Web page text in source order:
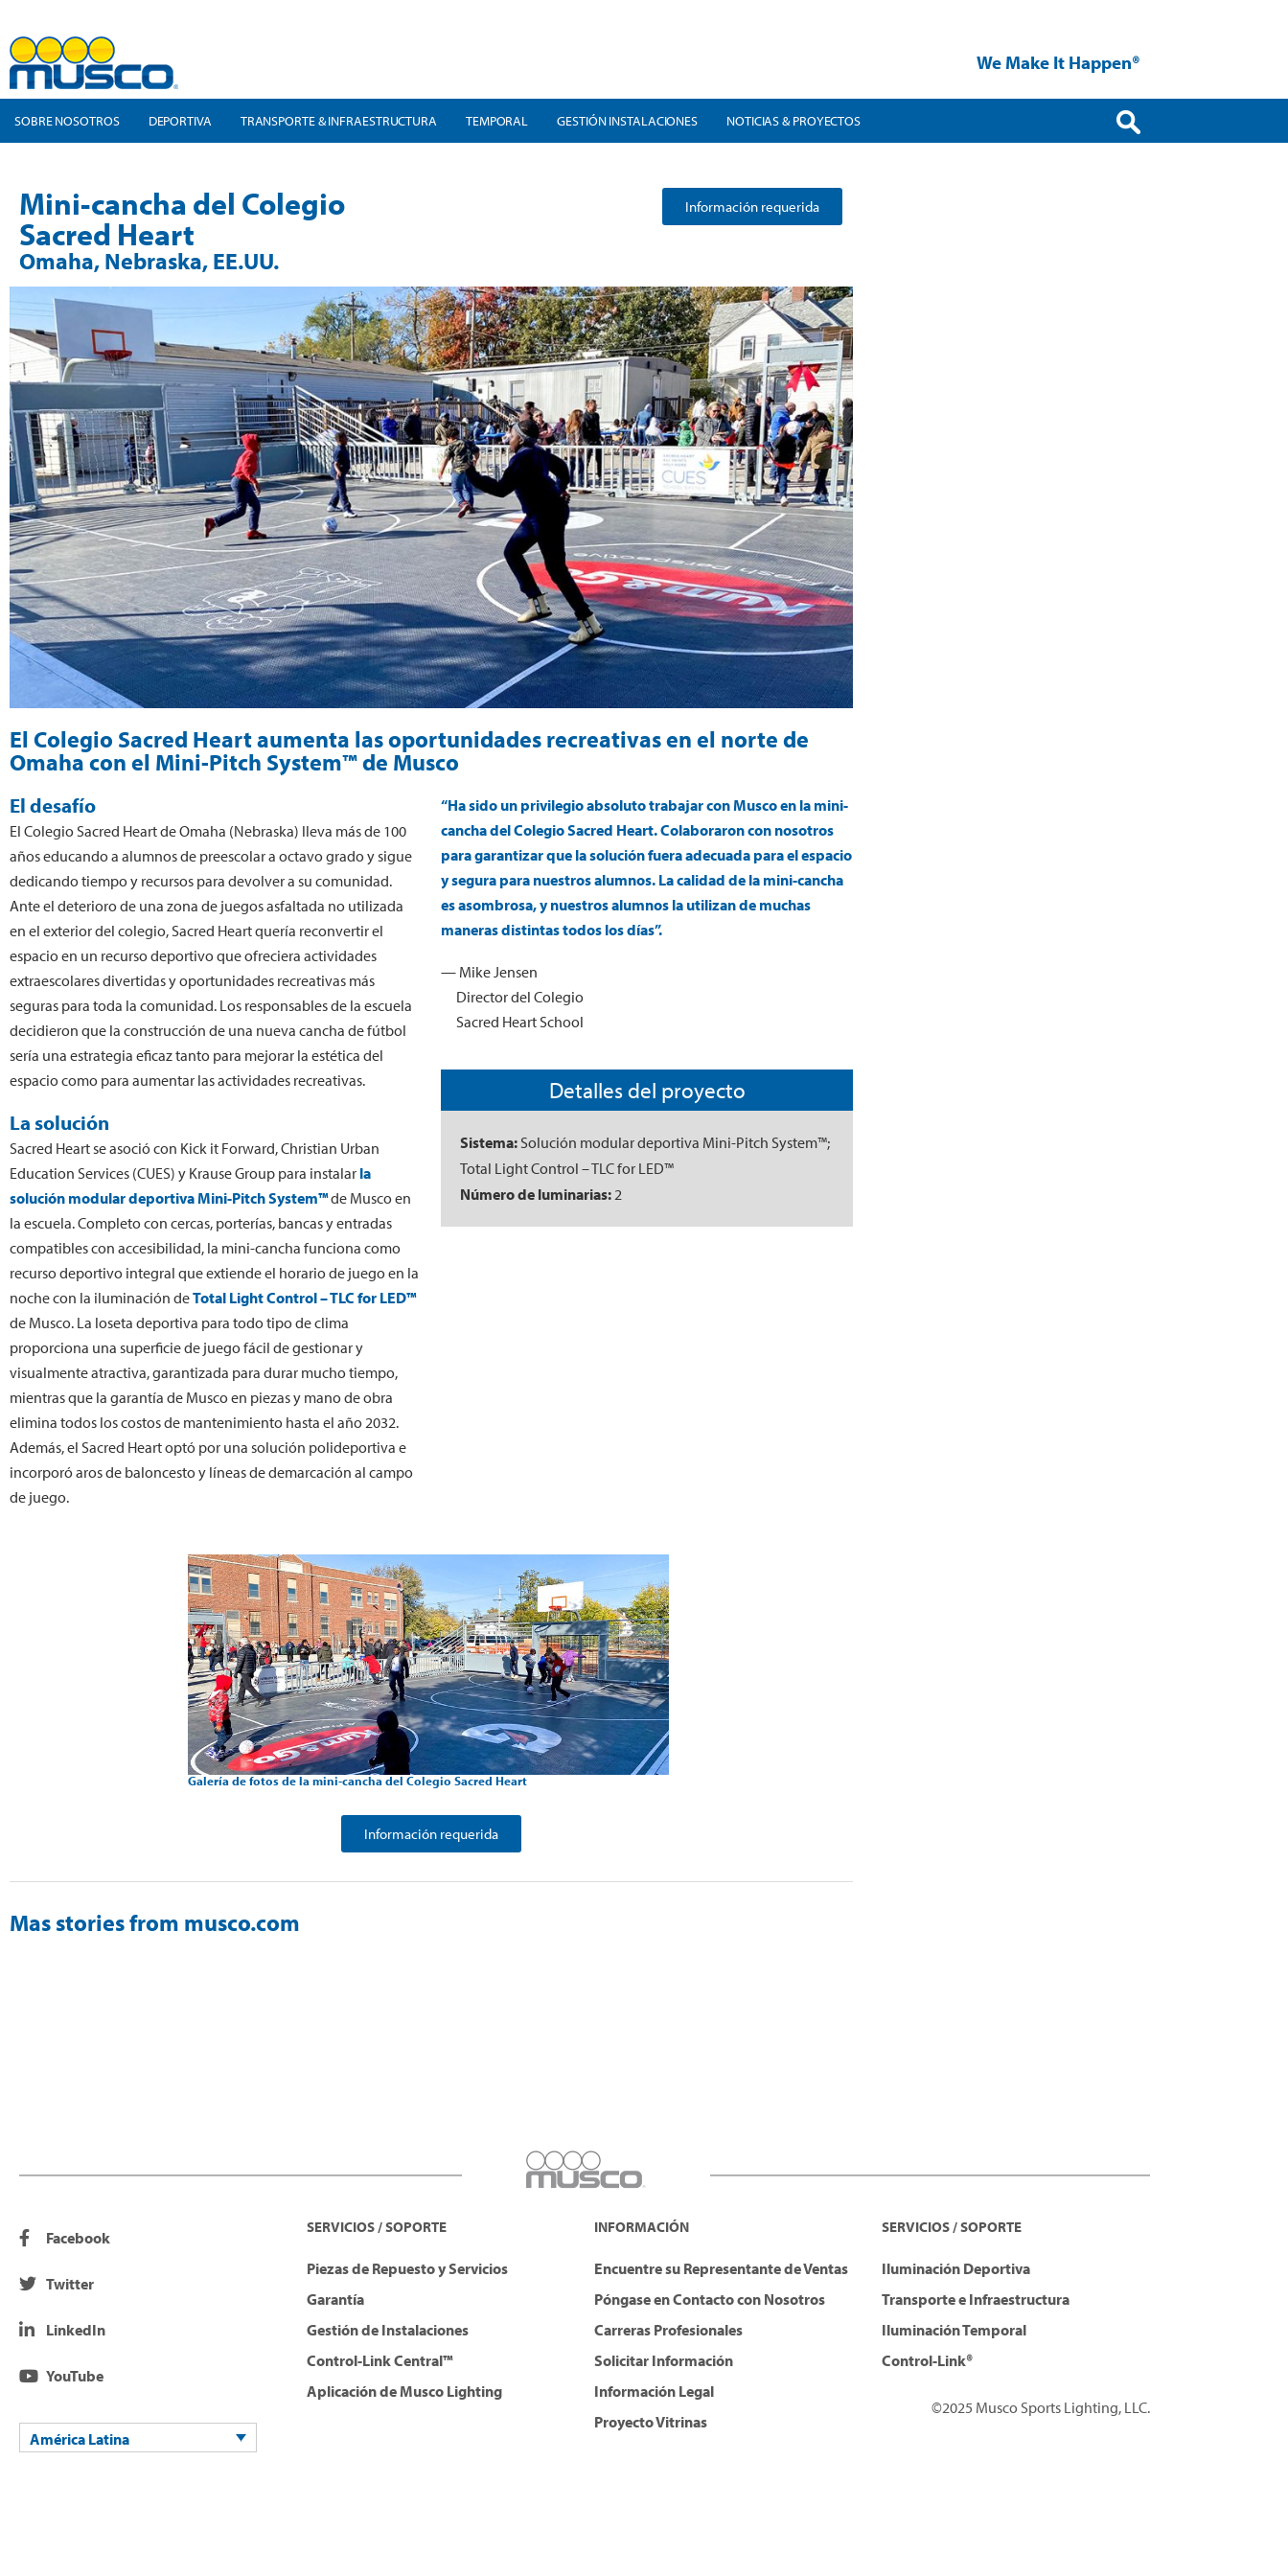
We Make It Happen®
SOBRE NOSOTROS DEPORTIVA TRANSPORTE & INFRAESTRUCTURA TEMPORAL GESTIÓN INSTALACIONES NOTICIAS & PROYECTOS
Mini-cancha del Colegio
Sacred Heart
Omaha, Nebraska, EE.UU.
Información requerida
El Colegio Sacred Heart aumenta las oportunidades recreativas en el norte de
Omaha con el Mini-Pitch System™ de Musco
El desafío
El Colegio Sacred Heart de Omaha (Nebraska) lleva más de 100
años educando a alumnos de preescolar a octavo grado y sigue
dedicando tiempo y recursos para devolver a su comunidad.
Ante el deterioro de una zona de juegos asfaltada no utilizada
en el exterior del colegio, Sacred Heart quería reconvertir el
espacio en un recurso deportivo que ofreciera actividades
extraescolares divertidas y oportunidades recreativas más
seguras para toda la comunidad. Los responsables de la escuela
decidieron que la construcción de una nueva cancha de fútbol
sería una estrategia eficaz tanto para mejorar la estética del
espacio como para aumentar las actividades recreativas.
La solución
Sacred Heart se asoció con Kick it Forward, Christian Urban
Education Services (CUES) y Krause Group para instalar la
solución modular deportiva Mini-Pitch System™de Musco en
la escuela. Completo con cercas, porterías, bancas y entradas
compatibles con accesibilidad, la mini-cancha funciona como
recurso deportivo integral que extiende el horario de juego en la
noche con la iluminación deTotal Light Control – TLC for LED™
de Musco. La loseta deportiva para todo tipo de clima
proporciona una superficie de juego fácil de gestionar y
visualmente atractiva, garantizada para durar mucho tiempo,
mientras que la garantía de Musco en piezas y mano de obra
elimina todos los costos de mantenimiento hasta el año 2032.
Además, el Sacred Heart optó por una solución polideportiva e
incorporó aros de baloncesto y líneas de demarcación al campo
de juego.
“Ha sido un privilegio absoluto trabajar con Musco en la mini-
cancha del Colegio Sacred Heart. Colaboraron con nosotros
para garantizar que la solución fuera adecuada para el espacio
y segura para nuestros alumnos. La calidad de la mini-cancha
es asombrosa, y nuestros alumnos la utilizan de muchas
maneras distintas todos los días”.
— Mike Jensen
Director del Colegio
Sacred Heart School
Detalles del proyecto
Sistema: Solución modular deportiva Mini-Pitch System™;
Total Light Control – TLC for LED™
Número de luminarias:2
Galería de fotos de la mini-cancha del Colegio Sacred Heart
Información requerida
Mas stories from musco.com
Facebook
Twitter
LinkedIn
YouTube
América Latina
SERVICIOS / SOPORTE
Piezas de Repuesto y Servicios
Garantía
Gestión de Instalaciones
Control-Link Central™
Aplicación de Musco Lighting
INFORMACIÓN
Encuentre su Representante de Ventas
Póngase en Contacto con Nosotros
Carreras Profesionales
Solicitar Información
Información Legal
Proyecto Vitrinas
SERVICIOS / SOPORTE
Iluminación Deportiva
Transporte e Infraestructura
Iluminación Temporal
Control-Link®
©2025 Musco Sports Lighting, LLC.